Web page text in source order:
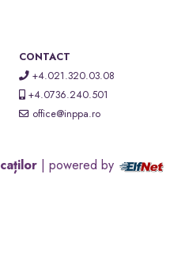
CONTACT
+4.021.320.03.08
+4.0736.240.501
office@inppa.ro
| powered by